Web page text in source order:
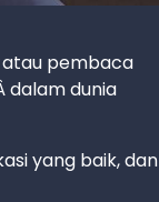
pembaca
dalam dunia
yang baik, dan